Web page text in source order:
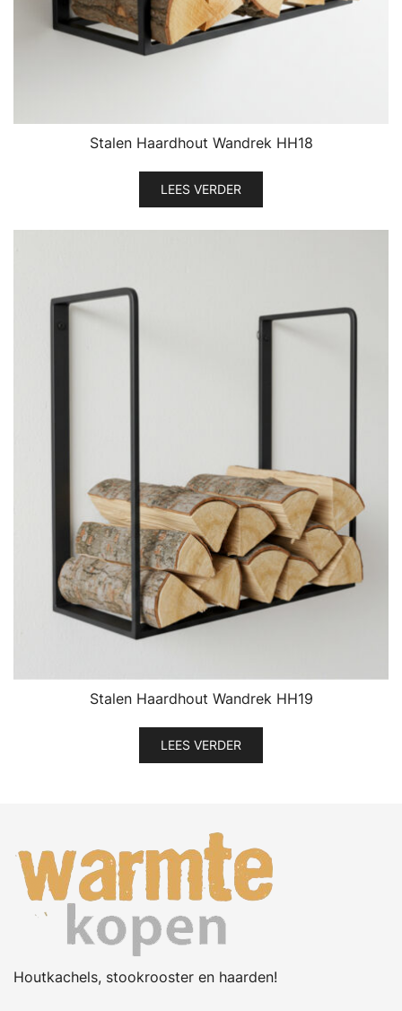
Stalen Haardhout Wandrek HH18
LEES VERDER
Stalen Haardhout Wandrek HH19
LEES VERDER
Houtkachels, stookrooster en haarden!